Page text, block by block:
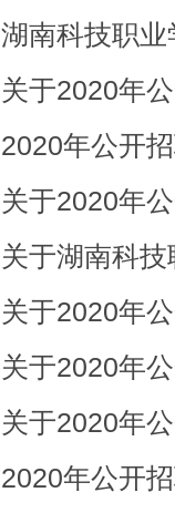
湖南科技职
关于2020年
关于2020年
关于2020年
关于2020年